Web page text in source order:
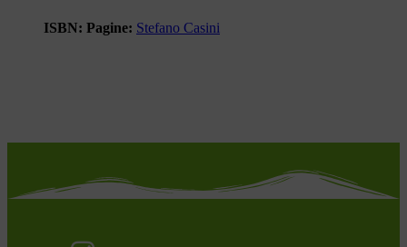
ISBN: Pagine: Stefano Casini